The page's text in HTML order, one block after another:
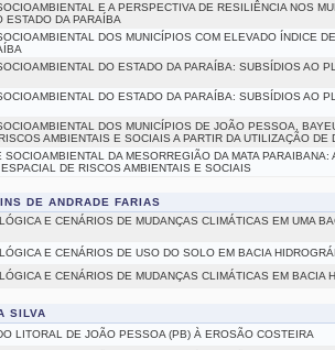
E A PERSPECTIVA DE RESILIÊNCIA NOS
ESTADO DA PARAÍBA
DOS MUNICÍPIOS COM ELEVADO ÍNDICE
DO ESTADO DA PARAÍBA: SUBSÍDIOS AO
DO ESTADO DA PARAÍBA: SUBSÍDIOS AO
DOS MUNICÍPIOS DE JOÃO PESSOA,
AMBIENTAIS E SOCIAIS A PARTIR DA UTILIZAÇÃO
SOCIOAMBIENTAL DA MESORREGIÃO DA MATA
DE RISCOS AMBIENTAIS E SOCIAIS
DE ANDRADE FARIAS
E CENÁRIOS DE MUDANÇAS CLIMÁTICAS EM UMA
E CENÁRIOS DE USO DO SOLO EM BACIA
E CENÁRIOS DE MUDANÇAS CLIMÁTICAS EM BACIA
SILVA
LITORAL DE JOÃO PESSOA (PB) À EROSÃO COSTEIRA